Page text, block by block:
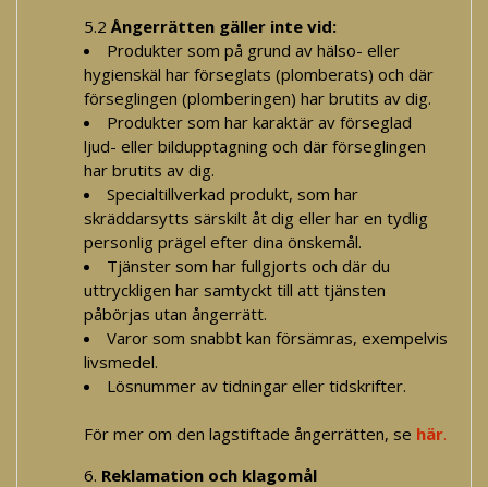
5.2 Ångerrätten gäller inte vid:
Produkter som på grund av hälso- eller
hygienskäl har förseglats (plomberats) och där
förseglingen (plomberingen) har brutits av dig.
Produkter som har karaktär av förseglad
ljud- eller bildupptagning och där förseglingen
har brutits av dig.
Specialtillverkad produkt, som har
skräddarsytts särskilt åt dig eller har en tydlig
personlig prägel efter dina önskemål.
Tjänster som har fullgjorts och där du
uttryckligen har samtyckt till att tjänsten
påbörjas utan ångerrätt.
Varor som snabbt kan försämras, exempelvis
livsmedel.
Lösnummer av tidningar eller tidskrifter.
För mer om den lagstiftade ångerrätten, se här.
Reklamation och klagomål